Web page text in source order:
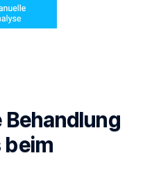
beim